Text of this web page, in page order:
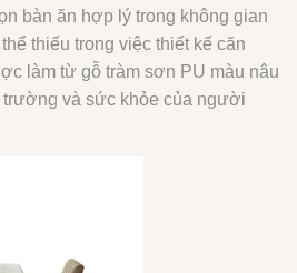
bàn ăn hợp lý trong không gian
thiếu trong việc thiết kế căn
làm từ gỗ tràm sơn PU màu nâu
và sức khỏe của người